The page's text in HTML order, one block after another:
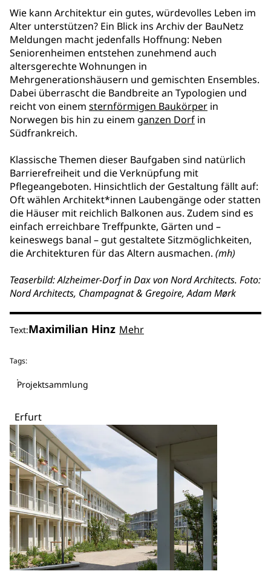
Wie kann Architektur ein gutes, würdevolles Leben im
Alter unterstützen? Ein Blick ins Archiv der BauNetz
Meldungen macht jedenfalls Hoffnung: Neben
Seniorenheimen entstehen zunehmend auch
altersgerechte Wohnungen in
Mehrgenerationshäusern und gemischten Ensembles.
Dabei überrascht die Bandbreite an Typologien und
reicht von einem sternförmigen Baukörper in
Norwegen bis hin zu einem ganzen Dorf in
Südfrankreich.
Klassische Themen dieser Baufgaben sind natürlich
Barrierefreiheit und die Verknüpfung mit
Pflegeangeboten. Hinsichtlich der Gestaltung fällt auf:
Oft wählen Architekt*innen Laubengänge oder statten
die Häuser mit reichlich Balkonen aus. Zudem sind es
einfach erreichbare Treffpunkte, Gärten und –
keineswegs banal – gut gestaltete Sitzmöglichkeiten,
die Architekturen für das Altern ausmachen. (mh)
Teaserbild: Alzheimer-Dorf in Dax von Nord Architects. Foto:
Nord Architects, Champagnat & Gregoire, Adam Mørk
Text:Maximilian Hinz Mehr
Tags:
Projektsammlung
Erfurt